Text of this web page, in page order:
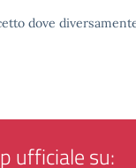
dove
ufficiale su: